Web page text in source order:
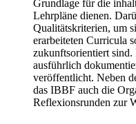
Grundlage für die
Lehrpläne dienen.
Qualitätskriterien, um
erarbeiteten Curricula
zukunftsorientiert sind.
ausführlich
veröffentlicht. Neben
das IBBF auch die
Reflexionsrunden zur